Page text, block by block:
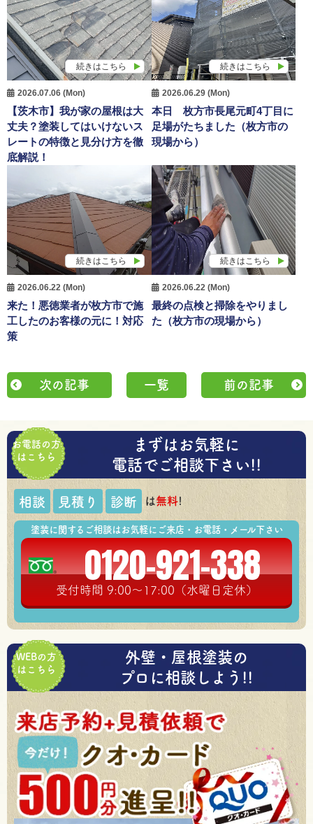
続きはこちら
2026.07.06 (Mon)
【茨木市】我が家の屋根は大
丈夫？塗装してはいけないス
レートの特徴と見分け方を徹
底解説！
続きはこちら
2026.06.29 (Mon)
本日 枚方市長尾元町4丁目に
足場がたちました（枚方市の
現場から）
続きはこちら
2026.06.22 (Mon)
来た！悪徳業者が枚方市で施
工したのお客様の元に！対応
策
続きはこちら
2026.06.22 (Mon)
最終の点検と掃除をやりまし
た（枚方市の現場から）
次の記事 一覧 前の記事
お電話の方
はこちら
まずはお気軽に
電話でご相談下さい!!
相談 見積り 診断 は無料!
塗装に関するご相談はお気軽にご来店・お電話・メール下さい
0120-921-338
受付時間 9:00～17:00（水曜日定休）
WEBの方
はこちら
外壁・屋根塗装の
プロに相談しよう!!